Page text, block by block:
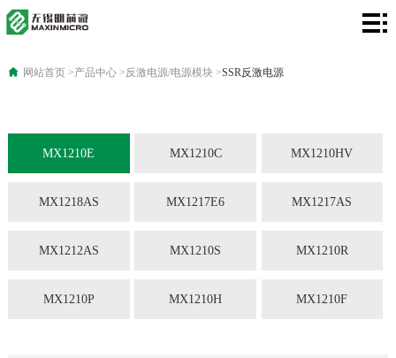
网
网站首页>产品中心>反激电源/电源模块>SSR反激电源
MX1210E MX1210C MX1210HV
MX1218AS MX1217E6 MX1217AS
MX1212AS MX1210S MX1210R
MX1210P MX1210H MX1210F